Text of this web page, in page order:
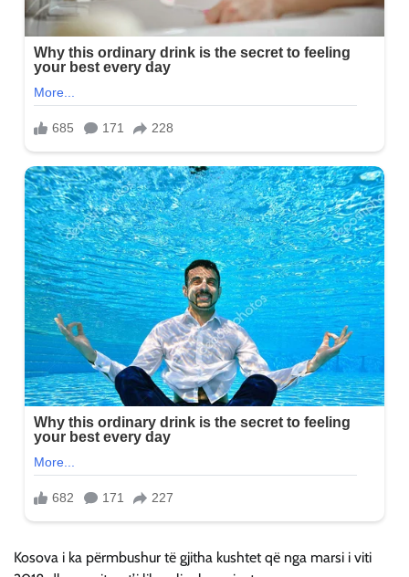
Kosova i ka përmbushur të gjitha kushtet që nga marsi i viti